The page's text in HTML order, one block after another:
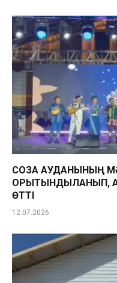
СОЗАҚ АУДАНЫНЫҢ
ҚОРЫТЫНДЫЛАНЫП,
ӨТТІ
12.07.2026